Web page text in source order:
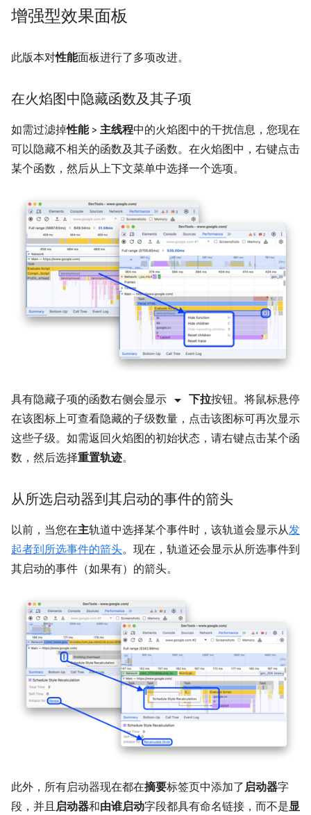
增强型效果面板
此版本对性能面板进行了多项改进。
在火焰图中隐藏函数及其子项
如需过滤掉性能> 主线程中的火焰图中的干扰信息，您现在
可以隐藏不相关的函数及其子函数。在火焰图中，右键点击
某个函数，然后从上下文菜单中选择一个选项。
具有隐藏子项的函数右侧会显示 arrow_drop_down 下拉按钮。将鼠标悬停
在该图标上可查看隐藏的子级数量，点击该图标可再次显示
这些子级。如需返回火焰图的初始状态，请右键点击某个函
数，然后选择重置轨迹。
从所选启动器到其启动的事件的箭头
以前，当您在主轨道中选择某个事件时，该轨道会显示从发
起者到所选事件的箭头。现在，轨道还会显示从所选事件到
其启动的事件（如果有）的箭头。
此外，所有启动器现在都在摘要标签页中添加了启动器字
段，并且启动器和由谁启动字段都具有命名链接，而不是显